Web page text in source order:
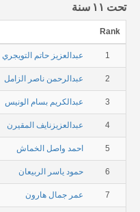
تحت ١١ سنة
Rank
1 عبدالعزيز حاتم التويجري
2 عبدالرحمن ناصر الزامل
3 عبدالكريم بسام الونيس
4 عبدالعزيزنايف المقيرن
5 احمد واصل الخماش
6 حمود ياسر الربيعان
7 عمر جمال هارون